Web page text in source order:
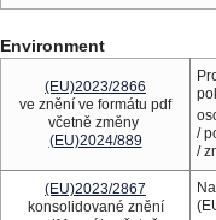
Environment
(EU)2023/2866
ve znění ve formátu pdf
včetně změny
(EU)2024/889
/
/
(EU)2023/2867
konsolidované znění